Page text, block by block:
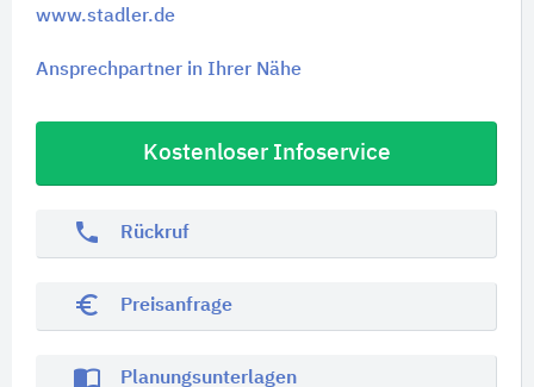
www.stadler.de
Ansprechpartner in Ihrer Nähe
Kostenloser Infoservice
phone Rückruf
euro_symbol Preisanfrage
import_contacts Planungsunterlagen